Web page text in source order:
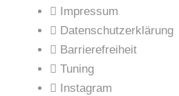
Impressum
Datenschutzerklärung
Barrierefreiheit
Tuning
Instagram